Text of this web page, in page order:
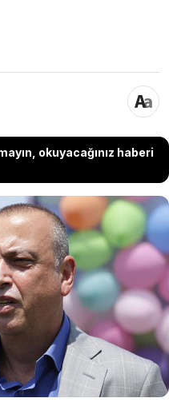
okuyacağınız haberi
Belediye Başkanı Battal
iddianame hazırlandı.
2 yıla kadar hapis